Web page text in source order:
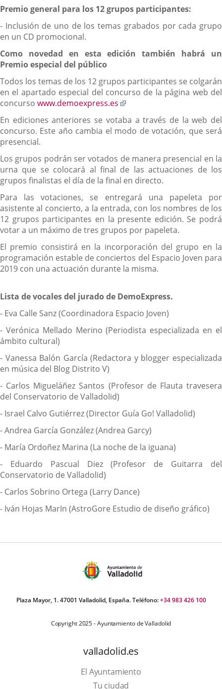
Premio general para los 12 grupos participantes:
- Inclusión de uno de los temas grabados por cada grupo
en un CD promocional.
Como novedad en esta edición también habrá un
Premio especial del público
Todos los temas de los 12 grupos participantes se colgarán
en el apartado especial del concurso de la página web del
concurso www.demoexpress.es
una
aplicación
En ediciones anteriores se votaba a través de la web del
concurso. Este año cambia el modo de votación, que será
presencial.
Los grupos podrán ser votados de manera presencial en la
urna que se colocará al final de las actuaciones de los
grupos finalistas el día de la final en directo.
Para las votaciones, se entregará una papeleta por
asistente al concierto, a la entrada, con los nombres de los
12 grupos participantes en la presente edición. Se podrá
votar a un máximo de tres grupos por papeleta.
El premio consistirá en la incorporación del grupo en la
programación estable de conciertos del Espacio Joven para
2019 con una actuación durante la misma.
Lista de vocales del jurado de DemoExpress.
- Eva Calle Sanz (Coordinadora Espacio Joven)
- Verónica Mellado Merino (Periodista especializada en el
ámbito cultural)
- Vanessa Balón García (Redactora y blogger especializada
en música del Blog Distrito V)
- Carlos Migueláñez Santos (Profesor de Flauta travesera
del Conservatorio de Valladolid)
- Israel Calvo Gutiérrez (Director Guía Go! Valladolid)
- Andrea García González (Andrea Garcy)
- María Ordoñez Marina (La noche de la iguana)
- Eduardo Pascual Diez (Profesor de Guitarra del
Conservatorio de Valladolid)
- Carlos Sobrino Ortega (Larry Dance)
- Iván Hojas MarIn (AstroGore Estudio de diseño gráfico)
Plaza Mayor, 1. 47001 Valladolid, España. Teléfono:+34 983 426 100
Copyright 2025 - Ayuntamiento de Valladolid
valladolid.es
El Ayuntamiento
Tu ciudad